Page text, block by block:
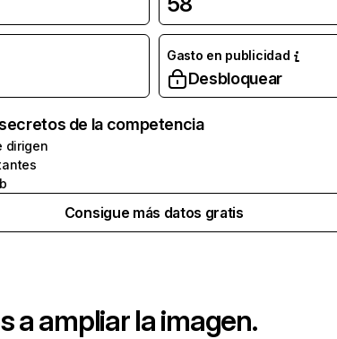
Gasto en publicidad
Desbloquear
de la competencia
dirigen
Consigue más datos gratis
a ampliar la imagen.